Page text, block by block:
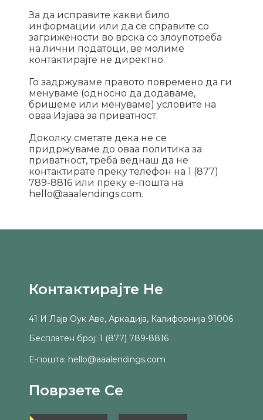
За да исправите какви било
информации или да се справите со
загрижености во врска со злоупотреба
на лични податоци, ве молиме
контактирајте не директно.
Го задржуваме правото повремено да ги
менуваме (односно да додаваме,
бришеме или менуваме) условите на
оваа Изјава за приватност.
Доколку сметате дека не се
придржуваме до оваа политика за
приватност, треба веднаш да не
контактирате преку телефон на 1 (877)
789-8816 или преку е-пошта на
hello@aaalendings.com.
Контактирајте Не
41 И Лајв Оук Аве, Аркадија, Калифорнија 91006
Бесплатен број: 1 (877) 789-8816
Е-пошта: hello@aaalendings.com
Поврзете Се